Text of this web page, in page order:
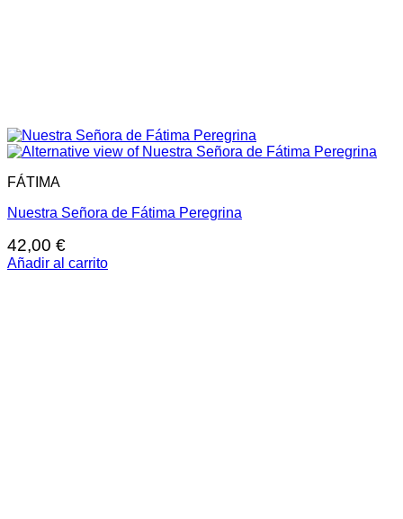
FÁTIMA
Nuestra Señora de Fátima Peregrina
42,00 €
Añadir al carrito